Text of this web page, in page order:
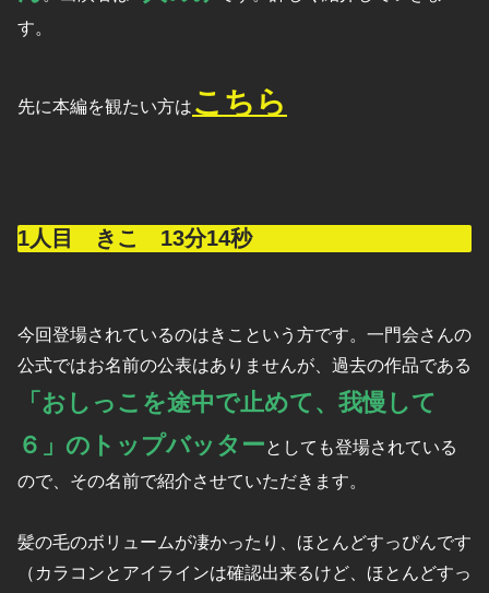
す。
先に本編を観たい方は こちら
1人目 きこ 13分14秒
今回登場されているのはきこという方です。一門会さんの
公式ではお名前の公表はありませんが、過去の作品である
「おしっこを途中で止めて、我慢して
６」のトップバッターとしても登場されている
ので、その名前で紹介させていただきます。
髪の毛のボリュームが凄かったり、ほとんどすっぴんです
（カラコンとアイラインは確認出来るけど、ほとんどすっ